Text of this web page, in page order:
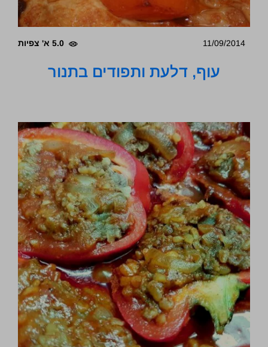
11/09/2014 5.0 א' צפיות
עוף, דלעת ותפודים בתנור